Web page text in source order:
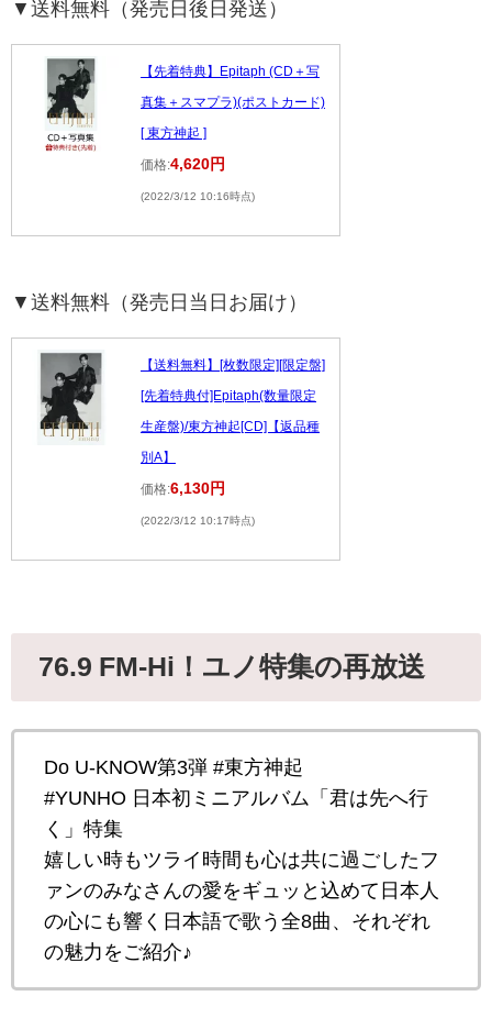
▼送料無料（発売日後日発送）
【先着特典】Epitaph (CD＋写
真集＋スマプラ)(ポストカード)
[ 東方神起 ]
価格:4,620円
(2022/3/12 10:16時点)
▼送料無料（発売日当日お届け）
【送料無料】[枚数限定][限定盤]
[先着特典付]Epitaph(数量限定
生産盤)/東方神起[CD]【返品種
別A】
価格:6,130円
(2022/3/12 10:17時点)
76.9 FM-Hi！ユノ特集の再放送
Do U-KNOW第3弾 #東方神起
#YUNHO 日本初ミニアルバム「君は先へ行
く」特集
嬉しい時もツライ時間も心は共に過ごしたフ
ァンのみなさんの愛をギュッと込めて日本人
の心にも響く日本語で歌う全8曲、それぞれ
の魅力をご紹介♪